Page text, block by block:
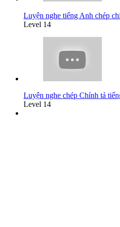
Luyện nghe tiếng Anh chép
Level 14
Luyện nghe chép Chính tả
Level 14